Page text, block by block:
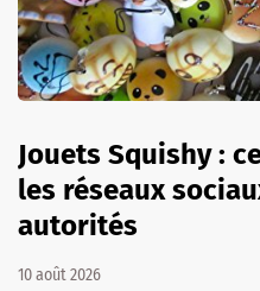
Jouets Squishy :
les réseaux
autorités
10 août 2026